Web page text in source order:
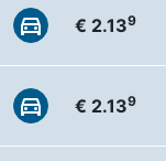
€ 2.139
€ 2.139